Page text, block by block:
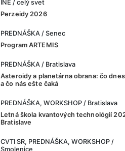
INÉ / celý svet
Perzeidy 2026
PREDNÁŠKA / Senec
Program ARTEMIS
PREDNÁŠKA / Bratislava
Asteroidy a planetárna obrana: čo
a čo nás ešte čaká
PREDNÁŠKA, WORKSHOP / Bratislava
Letná škola kvantových technológií
Bratislave
CVTI SR, PREDNÁŠKA, WORKSHOP /
Smolenice